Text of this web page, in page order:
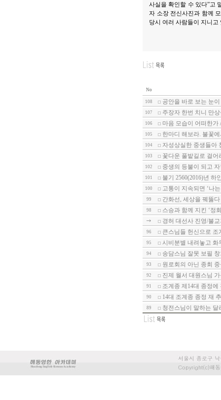
사실을 확인할 수 있다”고
자 소장 전신사진과 함께
당시 여러 사람들이 지니고
No
108 공안을 바로 보는 눈
107 주장자 한번 치니 만
106 마음 모습이 어떠한가
105 한마디 해보라. 불꽃
104 자성상실한 중생들아
103 꽃다운 풀밭길로 걸어
102 중생의 등불이 되고
101 불기 2560(2016)년 하
100 고통이 지속되면 ‘나
99 간화선, 세상을 꿰뚫다
98
스승과 함께 지킨 ‘정
경허 대선사 진영/불
96 큰스님들 헌신으로 조
95 시비분별 내려놓고 화
94 송담스님 잘못 보필
93 원로회의 아닌 종회
92 진제 월서 대원스님
91 조계종 제14대 종정에
90 14대 조계종 종정 재
89 청전스님이 말하는